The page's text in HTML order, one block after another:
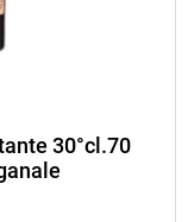
30°cl.70